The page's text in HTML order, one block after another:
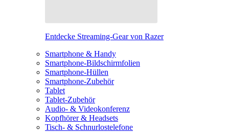
Entdecke Streaming-Gear von Razer
Smartphone & Handy
Smartphone-Bildschirmfolien
Smartphone-Hüllen
Smartphone-Zubehör
Tablet
Tablet-Zubehör
Audio- & Videokonferenz
Kopfhörer & Headsets
Tisch- & Schnurlostelefone